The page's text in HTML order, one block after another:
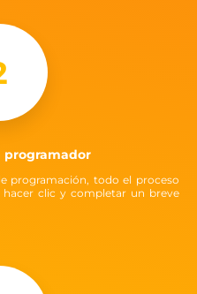
programador
programación, todo el proceso
hacer clic y completar un breve